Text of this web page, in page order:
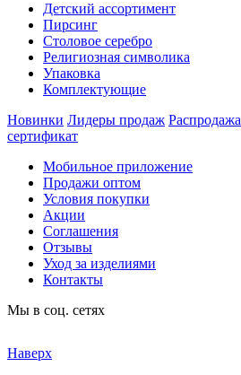
Детский ассортимент
Пирсинг
Столовое серебро
Религиозная символика
Упаковка
Комплектующие
Новинки Лидеры продаж Распродажа
сертификат
Мобильное приложение
Продажи оптом
Условия покупки
Акции
Соглашения
Отзывы
Уход за изделиями
Контакты
Мы в соц. сетях
Наверх